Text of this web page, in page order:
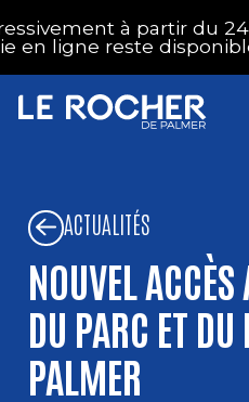
à partir du 24 août
reste disponible.
ACTUALITÉS
NOUVEL
DU PARC ET DU
PALMER